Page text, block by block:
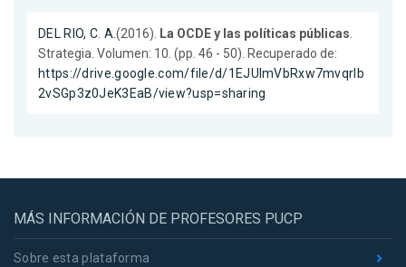
DEL RIO, C. A.(2016). La OCDE y las políticas públicas.
Strategia. Volumen: 10. (pp. 46 - 50). Recuperado de:
https://drive.google.com/file/d/1EJUlmVbRxw7mvqrIb
2vSGp3z0JeK3EaB/view?usp=sharing
MÁS INFORMACIÓN DE PROFESORES PUCP
Sobre esta plataforma